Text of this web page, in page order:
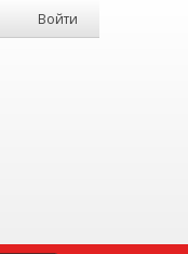
Войти